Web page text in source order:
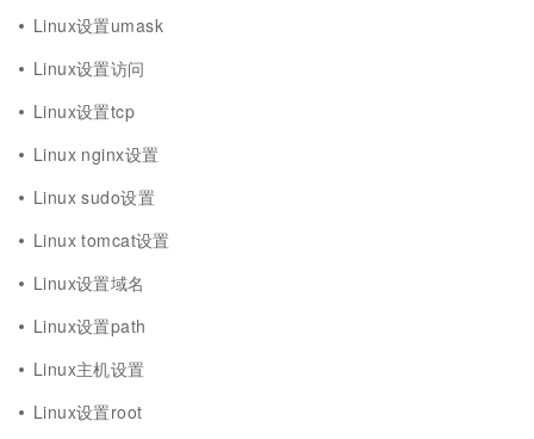
Linux设置umask
Linux设置访问
Linux设置tcp
Linux nginx设置
Linux sudo设置
Linux tomcat设置
Linux设置域名
Linux设置path
Linux主机设置
Linux设置root